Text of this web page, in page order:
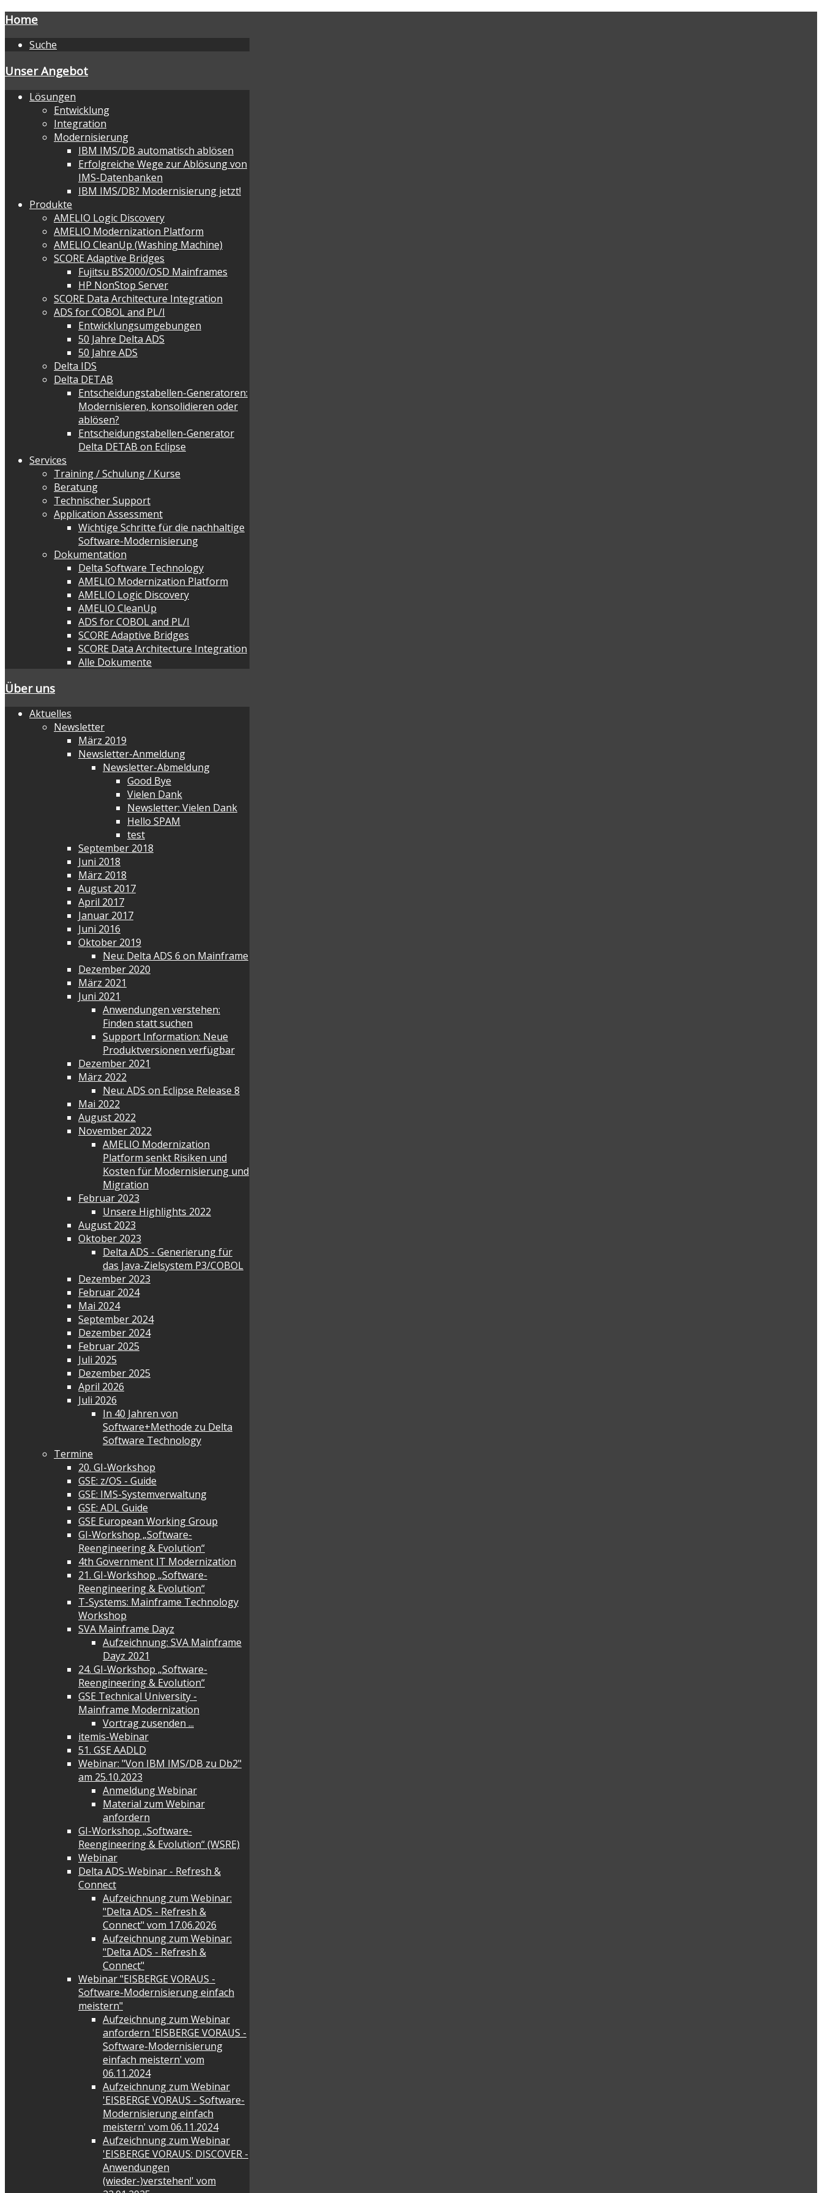
Home
Suche
Unser Angebot
Lösungen
Entwicklung
Integration
Modernisierung
IBM IMS/DB automatisch ablösen
Erfolgreiche Wege zur Ablösung von
IMS-Datenbanken
IBM IMS/DB? Modernisierung jetzt!
Produkte
AMELIO Logic Discovery
AMELIO Modernization Platform
AMELIO CleanUp (Washing Machine)
SCORE Adaptive Bridges
Fujitsu BS2000/OSD Mainframes
HP NonStop Server
SCORE Data Architecture Integration
ADS for COBOL and PL/I
Entwicklungsumgebungen
50 Jahre Delta ADS
50 Jahre ADS
Delta IDS
Delta DETAB
Entscheidungstabellen-Generatoren:
Modernisieren, konsolidieren oder
ablösen?
Entscheidungstabellen-Generator
Delta DETAB on Eclipse
Services
Training / Schulung / Kurse
Beratung
Technischer Support
Application Assessment
Wichtige Schritte für die nachhaltige
Software-Modernisierung
Dokumentation
Delta Software Technology
AMELIO Modernization Platform
AMELIO Logic Discovery
AMELIO CleanUp
ADS for COBOL and PL/I
SCORE Adaptive Bridges
SCORE Data Architecture Integration
Alle Dokumente
Über uns
Aktuelles
Newsletter
März 2019
Newsletter-Anmeldung
Newsletter-Abmeldung
Good Bye
Vielen Dank
Newsletter: Vielen Dank
Hello SPAM
test
September 2018
Juni 2018
März 2018
August 2017
April 2017
Januar 2017
Juni 2016
Oktober 2019
Neu: Delta ADS 6 on Mainframe
Dezember 2020
März 2021
Juni 2021
Anwendungen verstehen:
Finden statt suchen
Support Information: Neue
Produktversionen verfügbar
Dezember 2021
März 2022
Neu: ADS on Eclipse Release 8
Mai 2022
August 2022
November 2022
AMELIO Modernization
Platform senkt Risiken und
Kosten für Modernisierung und
Migration
Februar 2023
Unsere Highlights 2022
August 2023
Oktober 2023
Delta ADS - Generierung für
das Java-Zielsystem P3/COBOL
Dezember 2023
Februar 2024
Mai 2024
September 2024
Dezember 2024
Februar 2025
Juli 2025
Dezember 2025
April 2026
Juli 2026
In 40 Jahren von
Software+Methode zu Delta
Software Technology
Termine
20. GI-Workshop
GSE: z/OS - Guide
GSE: IMS-Systemverwaltung
GSE: ADL Guide
GSE European Working Group
GI-Workshop „Software-
Reengineering & Evolution“
4th Government IT Modernization
21. GI-Workshop „Software-
Reengineering & Evolution“
T-Systems: Mainframe Technology
Workshop
SVA Mainframe Dayz
Aufzeichnung: SVA Mainframe
Dayz 2021
24. GI-Workshop „Software-
Reengineering & Evolution“
GSE Technical University -
Mainframe Modernization
Vortrag zusenden ...
itemis-Webinar
51. GSE AADLD
Webinar: "Von IBM IMS/DB zu Db2"
am 25.10.2023
Anmeldung Webinar
Material zum Webinar
anfordern
GI-Workshop „Software-
Reengineering & Evolution“ (WSRE)
Webinar
Delta ADS-Webinar - Refresh &
Connect
Aufzeichnung zum Webinar:
"Delta ADS - Refresh &
Connect" vom 17.06.2026
Aufzeichnung zum Webinar:
"Delta ADS - Refresh &
Connect"
Webinar "EISBERGE VORAUS -
Software-Modernisierung einfach
meistern"
Aufzeichnung zum Webinar
anfordern 'EISBERGE VORAUS -
Software-Modernisierung
einfach meistern' vom
06.11.2024
Aufzeichnung zum Webinar
'EISBERGE VORAUS - Software-
Modernisierung einfach
meistern' vom 06.11.2024
Aufzeichnung zum Webinar
'EISBERGE VORAUS: DISCOVER -
Anwendungen
(wieder-)verstehen!' vom